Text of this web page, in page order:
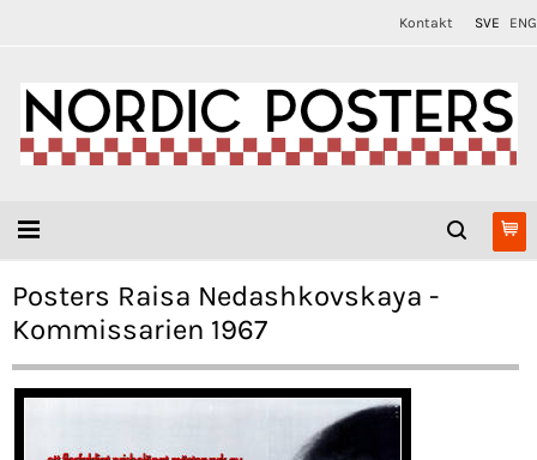
Kontakt SVE ENG
Posters Raisa Nedashkovskaya -
Kommissarien 1967